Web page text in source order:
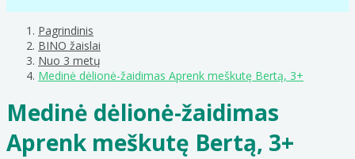
Pagrindinis
BINO žaislai
Nuo 3 metų
Medinė dėlionė-žaidimas Aprenk meškutę Bertą, 3+
Medinė dėlionė-žaidimas
Aprenk meškutę Bertą, 3+